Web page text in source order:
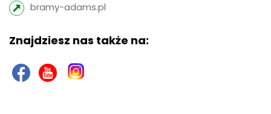
bramy-adams.pl
Znajdziesz nas także na: